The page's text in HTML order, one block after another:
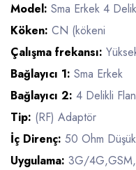
Model: Sma Erkek 4
Köken: CN (kökeni
Çalışma frekansı:
Bağlayıcı 1: Sma Erkek
Bağlayıcı 2: 4 Delikli
Tip: (RF) Adaptör
İç Direnç: 50 Ohm
Uygulama: 3G/